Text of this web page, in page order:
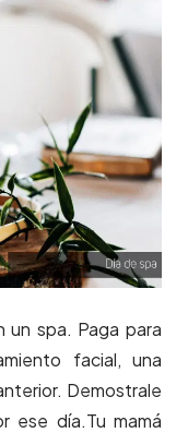
spa. Paga para
facial, una
Demostrale
ese día.Tu mamá